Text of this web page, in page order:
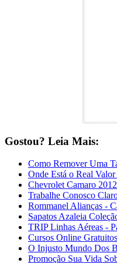
Gostou? Leia Mais:
Como Remover Uma
Onde Está o Real
Chevrolet Camaro
Trabalhe Conosco
Rommanel Alianças -
Sapatos Azaleia
TRIP Linhas Aéreas -
Cursos Online
O Injusto Mundo Dos
Promoção Sua Vida